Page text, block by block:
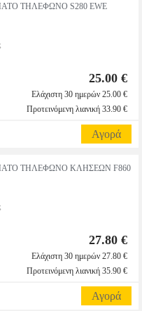
ΤΗΛΕΦΩΝΟ S280 EWE
25.00 €
Ελάχιστη 30 ημερών 25.00 €
Προτεινόμενη λιανική 33.90 €
Αγορά
ΤΗΛΕΦΩΝΟ ΚΛΗΣΕΩΝ F860
27.80 €
Ελάχιστη 30 ημερών 27.80 €
Προτεινόμενη λιανική 35.90 €
Αγορά